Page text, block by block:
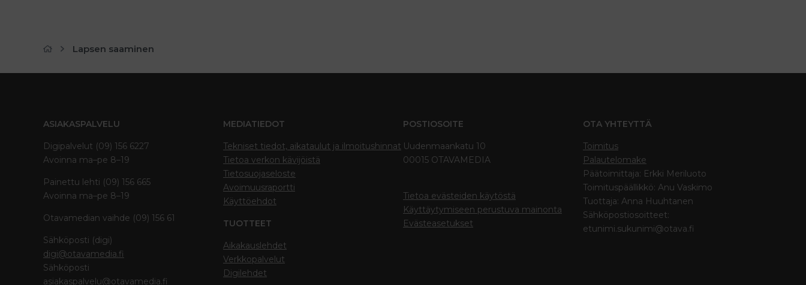
Lapsen saaminen
ASIAKASPALVELU
Digipalvelut (09) 156 6227
Avoinna ma–pe 8–19
Painettu lehti (09) 156 665
Avoinna ma–pe 8–19
Otavamedian vaihde (09) 156 61
Sähköposti (digi)
digi@otavamedia.fi
Sähköposti
asiakaspalvelu@otavamedia.fi
MEDIATIEDOT
Tekniset tiedot, aikataulut ja ilmoitushinnat
Tietoa verkon kävijöistä
Tietosuojaseloste
Avoimuusraportti
Käyttöehdot
TUOTTEET
Aikakauslehdet
Verkkopalvelut
Digilehdet
POSTIOSOITE
Uudenmaankatu 10
00015 OTAVAMEDIA
Tietoa evästeiden käytöstä
Käyttäytymiseen perustuva mainonta
Evästeasetukset
OTA YHTEYTTÄ
Toimitus
Palautelomake
Päätoimittaja: Erkki Meriluoto
Toimituspäällikkö: Anu Vaskimo
Tuottaja: Anna Huuhtanen
Sähköpostiosoitteet:
etunimi.sukunimi@otava.fi